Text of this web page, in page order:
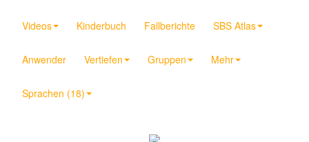
Videos Kinderbuch Fallberichte SBS Atlas
Anwender Vertiefen Gruppen Mehr
Sprachen (18)